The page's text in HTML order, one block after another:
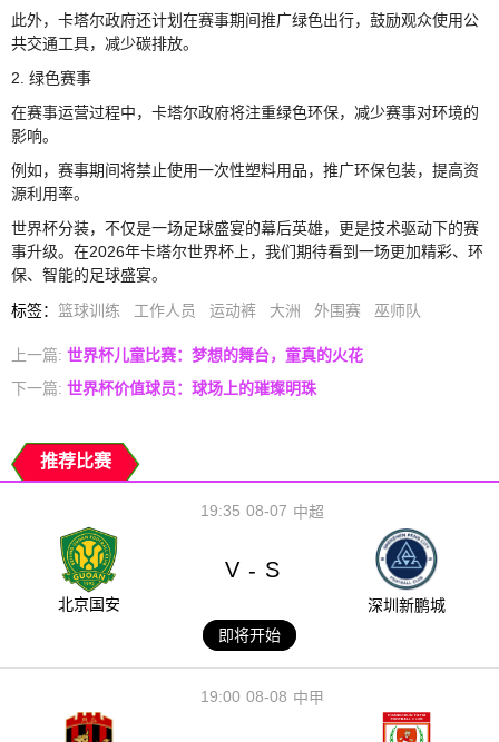
此外，卡塔尔政府还计划在赛事期间推广绿色出行，鼓励观众使用公
共交通工具，减少碳排放。
2. 绿色赛事
在赛事运营过程中，卡塔尔政府将注重绿色环保，减少赛事对环境的
影响。
例如，赛事期间将禁止使用一次性塑料用品，推广环保包装，提高资
源利用率。
世界杯分装，不仅是一场足球盛宴的幕后英雄，更是技术驱动下的赛
事升级。在2026年卡塔尔世界杯上，我们期待看到一场更加精彩、环
保、智能的足球盛宴。
标签： 篮球训练 工作人员 运动裤 大洲 外围赛 巫师队
上一篇: 世界杯儿童比赛：梦想的舞台，童真的火花
下一篇: 世界杯价值球员：球场上的璀璨明珠
推荐比赛
08-07
19:35 中超
北京国安
V - S
深圳新鹏城
即将开始
08-08
19:00 中甲